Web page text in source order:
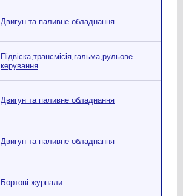
Двигун та паливне обладнання
Підвіска,трансмісія,гальма,рульове
керування
Двигун та паливне обладнання
Двигун та паливне обладнання
Бортові журнали